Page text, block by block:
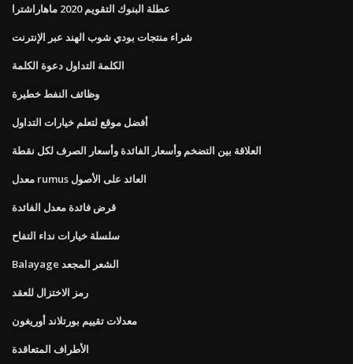
عطلة البنوك التقويم 2020 ماهاراشترا
شراء منتجات بودي شوب الهند عبر الإنترنت
الكلمة التداول دعوة الكلمة
وظائف النفط خطيرة
أفضل موقع لتعلم خيارات التداول
العلاقة بين التضخم وأسعار الفائدة وأسعار الصرف لكل نقطة
معدل rumus العائد على الأصول
قرض فائدة معدل الفائدة
سلسلة خيارات نداء التفاح
Balayage الشعر المجعد
رمز الاختزال للعقد
معدلات تقييم بورتلاند أوريغون
الأطراف المتعاقدة